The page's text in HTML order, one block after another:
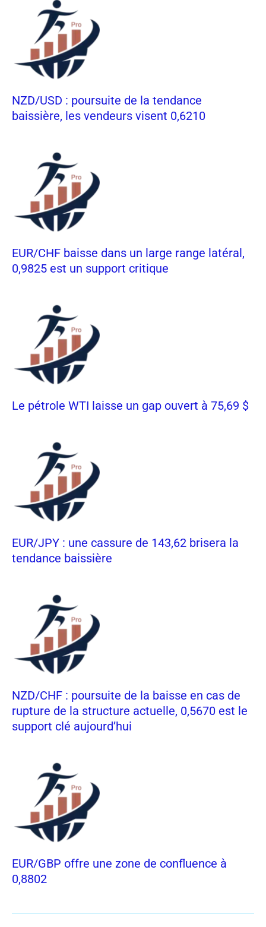
NZD/USD : poursuite de la tendance
baissière, les vendeurs visent 0,6210
EUR/CHF baisse dans un large range latéral,
0,9825 est un support critique
Le pétrole WTI laisse un gap ouvert à 75,69 $
EUR/JPY : une cassure de 143,62 brisera la
tendance baissière
NZD/CHF : poursuite de la baisse en cas de
rupture de la structure actuelle, 0,5670 est le
support clé aujourd’hui
EUR/GBP offre une zone de confluence à
0,8802